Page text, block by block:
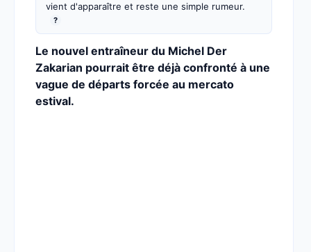
vient d'apparaître et reste une simple rumeur.
?
Le nouvel entraîneur du Michel Der
Zakarian pourrait être déjà confronté à une
vague de départs forcée au mercato
estival.